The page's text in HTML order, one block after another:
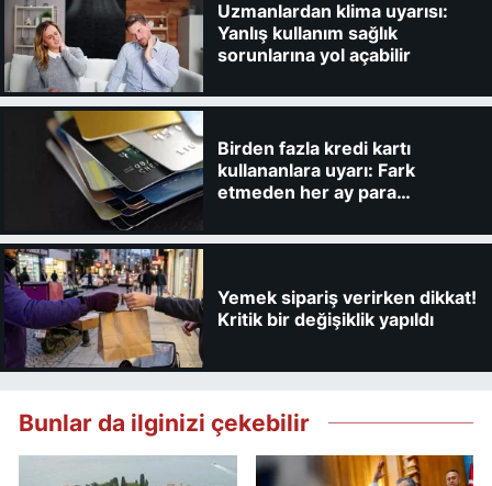
Uzmanlardan klima uyarısı:
Yanlış kullanım sağlık
sorunlarına yol açabilir
Birden fazla kredi kartı
kullananlara uyarı: Fark
etmeden her ay para
Yemek sipariş verirken dikkat!
Kritik bir değişiklik yapıldı
Bunlar da ilginizi çekebilir